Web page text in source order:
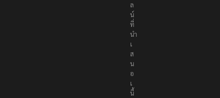
ล
น์
ที่
นำ
เ
ส
น
อ
เ
นื้